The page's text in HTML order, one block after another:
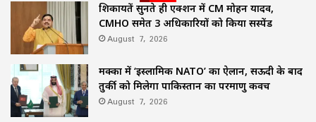
शिकायतें सुनते ही एक्शन में CM मोहन यादव,
CMHO समेत 3 अधिकारियों को किया सस्पेंड
August 7, 2026
मक्का में ‘इस्लामिक NATO’ का ऐलान, सऊदी के बाद
तुर्की को मिलेगा पाकिस्तान का परमाणु कवच
August 7, 2026